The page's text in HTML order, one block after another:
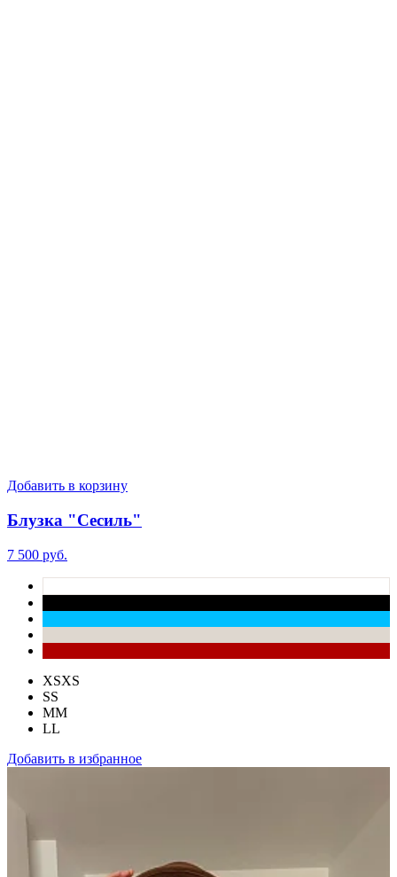
Добавить в корзину
Блузка "Сесиль"
7 500 руб.
XSXS
SS
MM
LL
Добавить в избранное